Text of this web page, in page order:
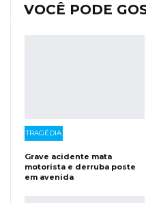
VOCÊ PODE
TRAGÉDIA
Grave acidente mata
motorista e derruba poste
em avenida